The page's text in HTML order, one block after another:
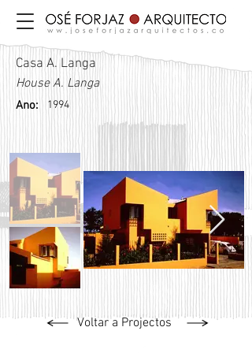
Casa A. Langa
House A. Langa
Ano: 1994
Voltar a Projectos